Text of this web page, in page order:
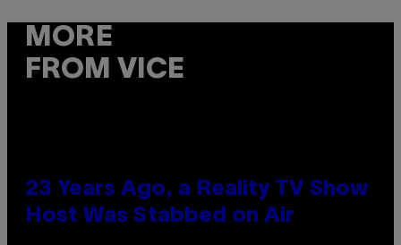
MORE
FROM VICE
23 Years Ago, a Reality TV Show
Host Was Stabbed on Air